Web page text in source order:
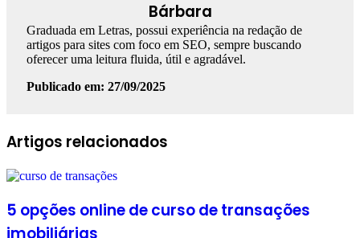
Bárbara
Graduada em Letras, possui experiência na redação de
artigos para sites com foco em SEO, sempre buscando
oferecer uma leitura fluida, útil e agradável.
Publicado em: 27/09/2025
Facebook
Linkedin
WhatsApp
Telegram
Artigos relacionados
5 opções online de curso de transações
imobiliárias